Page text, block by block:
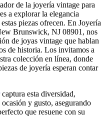
de la joyería vintage para
a explorar la elegancia
piezas ofrecen. En Joyería
Brunswick, NJ 08901, nos
de joyas vintage que hablan
de historia. Los invitamos a
colección en línea, donde
de joyería esperan contar
captura esta diversidad,
y gusto, asegurando
que resuene con su